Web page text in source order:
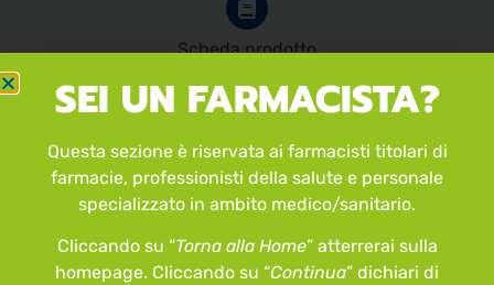
Scheda prodotto
TROVA RIVENDITORE
ACQUISTA ONLINE
SEI UN FARMACISTA?
Questa sezione è riservata ai farmacisti titolari di
farmacie, professionisti della salute e personale
specializzato in ambito medico/sanitario.
Cliccando su “Torna alla Home” atterrerai sulla
homepage. Cliccando su “Continua” dichiari di